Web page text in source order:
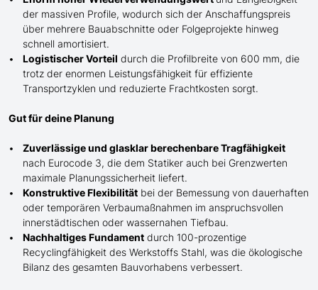
der massiven Profile, wodurch sich der Anschaffungspreis
über mehrere Bauabschnitte oder Folgeprojekte hinweg
schnell amortisiert.
Logistischer Vorteil durch die Profilbreite von 600 mm, die
trotz der enormen Leistungsfähigkeit für effiziente
Transportzyklen und reduzierte Frachtkosten sorgt.
Gut für deine Planung
Zuverlässige und glasklar berechenbare Tragfähigkeit
nach Eurocode 3, die dem Statiker auch bei Grenzwerten
maximale Planungssicherheit liefert.
Konstruktive Flexibilität bei der Bemessung von dauerhaften
oder temporären Verbaumaßnahmen im anspruchsvollen
innerstädtischen oder wassernahen Tiefbau.
Nachhaltiges Fundament durch 100-prozentige
Recyclingfähigkeit des Werkstoffs Stahl, was die ökologische
Bilanz des gesamten Bauvorhabens verbessert.